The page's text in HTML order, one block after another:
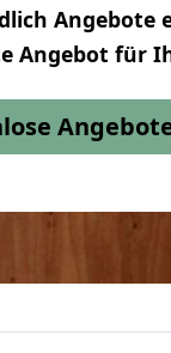
Angebote
Angebot für